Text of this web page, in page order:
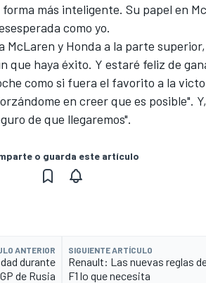
más inteligente. Su papel en
como yo.
McLaren y Honda a la parte
que haya éxito. Y estaré feliz de
como si fuera el favorito a la
en creer que es posible".
de que llegaremos".
o guarda este artículo
ANTERIOR
durante
de Rusia
SIGUIENTE ARTÍCULO
Renault: Las nuevas reglas
F1 lo que necesita